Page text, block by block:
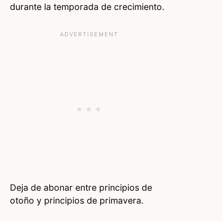
durante la temporada de crecimiento.
Deja de abonar entre principios de
otoño y principios de primavera.